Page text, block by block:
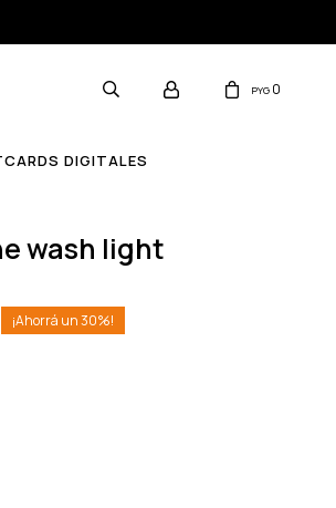
DIGITALES
PYG 0
wash light
30